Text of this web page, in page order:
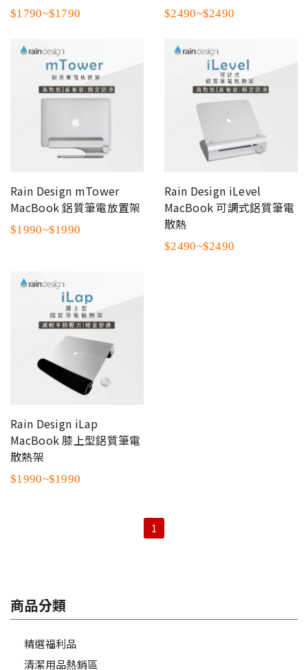
商品分類
精選福利品
清潔用品熱銷區
$1790~$1790 $2490~$2490
Rain Design mTower
MacBook 鋁質筆電放置架
$1990~$1990
Rain Design iLevel
MacBook 可調式鋁質筆電
散熱
$2490~$2490
Rain Design iLap
MacBook 膝上型鋁質筆電
散熱架
$1990~$1990
1